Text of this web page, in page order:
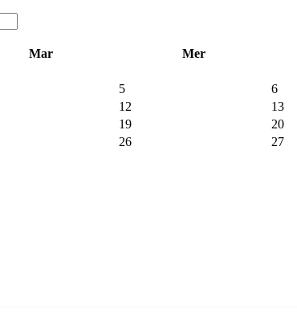
Mar Mer
5 6
12 13
19 20
26 27